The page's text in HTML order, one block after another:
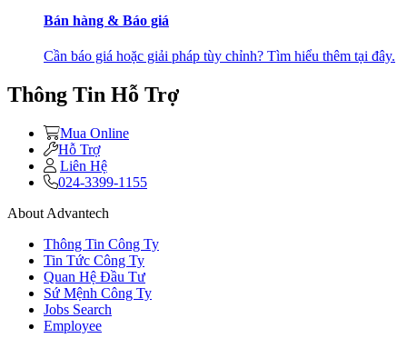
Bán hàng & Báo giá
Cần báo giá hoặc giải pháp tùy chỉnh? Tìm hiểu thêm tại đây.
Thông Tin Hỗ Trợ
Mua Online
Hỗ Trợ
Liên Hệ
024-3399-1155
About Advantech
Thông Tin Công Ty
Tin Tức Công Ty
Quan Hệ Đầu Tư
Sứ Mệnh Công Ty
Jobs Search
Employee